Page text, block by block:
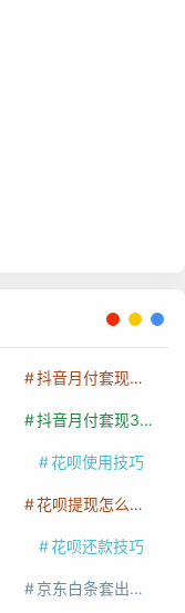
抖音月付套现怎么套
抖音月付套现30秒技巧
花呗使用技巧
花呗提现怎么操作
花呗还款技巧
京东白条套出来手续费多少